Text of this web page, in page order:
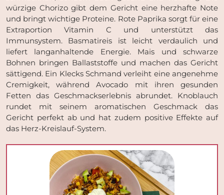
würzige Chorizo gibt dem Gericht eine herzhafte Note
und bringt wichtige Proteine. Rote Paprika sorgt für eine
Extraportion Vitamin C und unterstützt das
Immunsystem. Basmatireis ist leicht verdaulich und
liefert langanhaltende Energie. Mais und schwarze
Bohnen bringen Ballaststoffe und machen das Gericht
sättigend. Ein Klecks Schmand verleiht eine angenehme
Cremigkeit, während Avocado mit ihren gesunden
Fetten das Geschmackserlebnis abrundet. Knoblauch
rundet mit seinem aromatischen Geschmack das
Gericht perfekt ab und hat zudem positive Effekte auf
das Herz-Kreislauf-System.